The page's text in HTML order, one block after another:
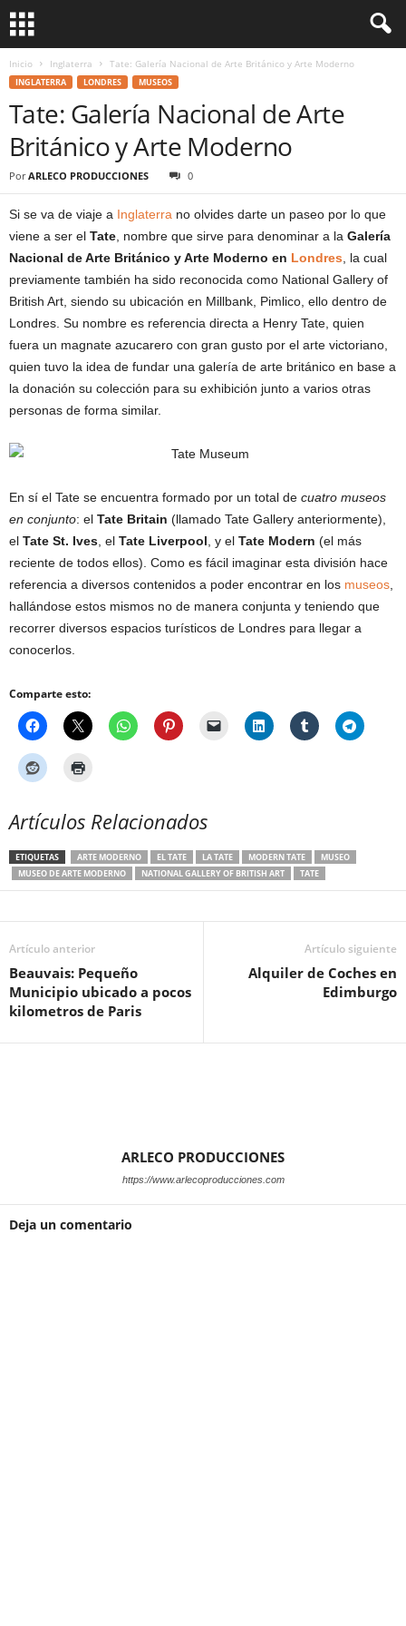
Inicio Inglaterra Tate: Galería Nacional de Arte Británico y Arte Moderno
INGLATERRA LONDRES MUSEOS
Tate: Galería Nacional de Arte
Británico y Arte Moderno
Por ARLECO PRODUCCIONES 0
Si se va de viaje a Inglaterra no olvides darte un paseo por lo que
viene a ser el Tate , nombre que sirve para denominar a la Galería
Nacional de Arte Británico y Arte Moderno en Londres , la cual
previamente también ha sido reconocida como National Gallery of
British Art, siendo su ubicación en Millbank, Pimlico, ello dentro de
Londres. Su nombre es referencia directa a Henry Tate, quien
fuera un magnate azucarero con gran gusto por el arte victoriano,
quien tuvo la idea de fundar una galería de arte británico en base a
la donación su colección para su exhibición junto a varios otras
personas de forma similar.
En sí el Tate se encuentra formado por un total de cuatro museos
en conjunto: el Tate Britain (llamado Tate Gallery anteriormente),
el Tate St. Ives , el Tate Liverpool , y el Tate Modern (el más
reciente de todos ellos). Como es fácil imaginar esta división hace
referencia a diversos contenidos a poder encontrar en los museos
hallándose estos mismos no de manera conjunta y teniendo que
recorrer diversos espacios turísticos de Londres para llegar a
conocerlos.
Comparte esto:
Artículos Relacionados
ETIQUETAS ARTE MODERNO EL TATE LA TATE MODERN TATE
MUSEO
MUSEO DE ARTE MODERNO
NATIONAL GALLERY OF BRITISH ART TATE
Artículo anterior
Beauvais: Pequeño
Municipio ubicado a pocos
kilometros de Paris
Artículo siguiente
Alquiler de Coches en
Edimburgo
ARLECO PRODUCCIONES
https://www.arlecoproducciones.com
Deja un comentario